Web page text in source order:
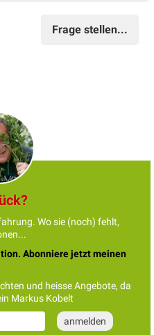
Frage stellen...
Wo sie (noch) fehlt,
Abonniere jetzt meinen
und heisse Angebote, da
Markus Kobelt